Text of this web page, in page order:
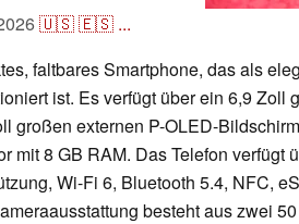
🇺🇸🇪🇸 ...
faltbares Smartphone, das als
ist. Es verfügt über ein 6,9 Zoll
großen externen P-OLED-
mit 8 GB RAM. Das Telefon verfügt
Wi-Fi 6, Bluetooth 5.4, NFC,
besteht aus zwei